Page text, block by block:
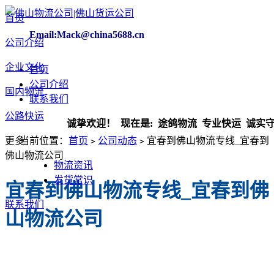
Email:Mack@china5688.cn
首页
公司介绍
联系我们
诚挚欢迎！ 现在是:途鸽物流 专业快运 诚实守
首页
公司介绍
企业文化
国内物流
公路快运
更多
物流资讯
发货常识
联系我们
当前位置： 首页 > 公司动态 > ​宜春到佛山物流专线_宜春到
佛山物流公司
​宜春到佛山物流专线_宜春到佛
山物流公司